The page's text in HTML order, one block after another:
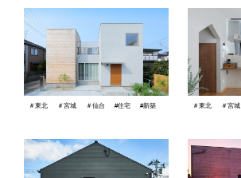
＃東北 ＃宮城 ＃仙台 #住宅 #新築 ＃東北 ＃宮城